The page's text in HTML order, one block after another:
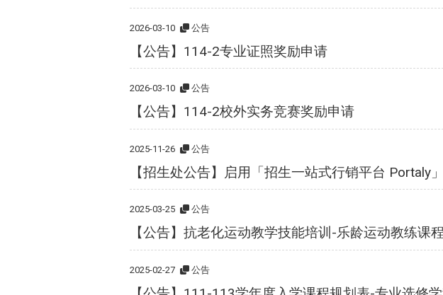
2026-03-10 公告
【公告】114-2专业证照奖励申请
2026-03-10 公告
【公告】114-2校外实务竞赛奖励申请
2025-11-26 公告
【招生处公告】启用「招生一站式行销平台 Portaly」
2025-03-25 公告
【公告】抗老化运动教学技能培训-乐龄运动教练课程
2025-02-27 公告